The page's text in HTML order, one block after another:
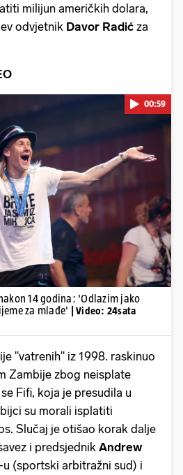
milijun američkih dolara,
odvjetnik Davor Radić za
videa...
00:59
14 godina: 'Odlazim jako
za mlađe'
| Video: 24sata
"vatrenih" iz 1998. raskinuo
Zambije zbog neisplate
Fifi, koja je presudila u
su morali isplatiti
Slučaj je otišao korak dalje
i predsjednik Andrew
u (sportski arbitražni sud) i